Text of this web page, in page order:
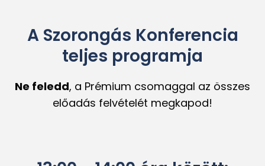
A Szorongás Konferencia
teljes programja
Ne feledd, a Prémium csomaggal az összes
előadás felvételét megkapod!